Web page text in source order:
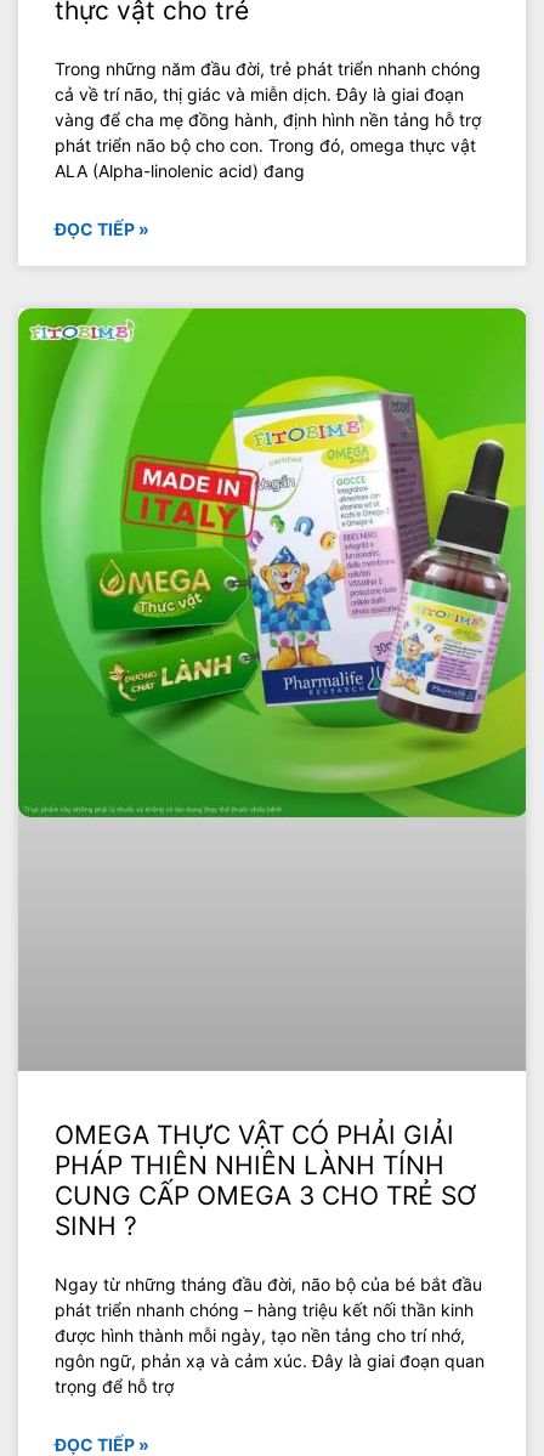
thực vật cho trẻ
Trong những năm đầu đời, trẻ phát triển nhanh chóng
cả về trí não, thị giác và miễn dịch. Đây là giai đoạn
vàng để cha mẹ đồng hành, định hình nền tảng hỗ trợ
phát triển não bộ cho con. Trong đó, omega thực vật
ALA (Alpha-linolenic acid) đang
ĐỌC TIẾP »
OMEGA THỰC VẬT CÓ PHẢI GIẢI
PHÁP THIÊN NHIÊN LÀNH TÍNH
CUNG CẤP OMEGA 3 CHO TRẺ SƠ
SINH ?
Ngay từ những tháng đầu đời, não bộ của bé bắt đầu
phát triển nhanh chóng – hàng triệu kết nối thần kinh
được hình thành mỗi ngày, tạo nền tảng cho trí nhớ,
ngôn ngữ, phản xạ và cảm xúc. Đây là giai đoạn quan
trọng để hỗ trợ
ĐỌC TIẾP »